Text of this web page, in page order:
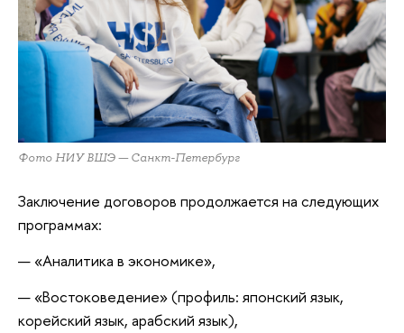
Фото НИУ ВШЭ — Санкт-Петербург
Заключение договоров продолжается на следующих
программах:
— «Аналитика в экономике»,
— «Востоковедение» (профиль: японский язык,
корейский язык, арабский язык),